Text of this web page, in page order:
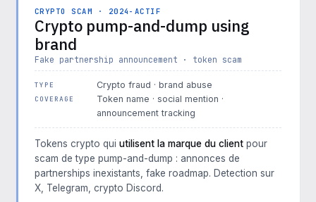
CRYPTO SCAM · 2024-ACTIF
Crypto pump-and-dump using
brand
Fake partnership announcement · token scam
TYPE Crypto fraud · brand abuse
COVERAGE
Token name · social mention ·
announcement tracking
Tokens crypto qui utilisent la marque du client pour
scam de type pump-and-dump : annonces de
partnerships inexistants, fake roadmap. Detection sur
X, Telegram, crypto Discord.